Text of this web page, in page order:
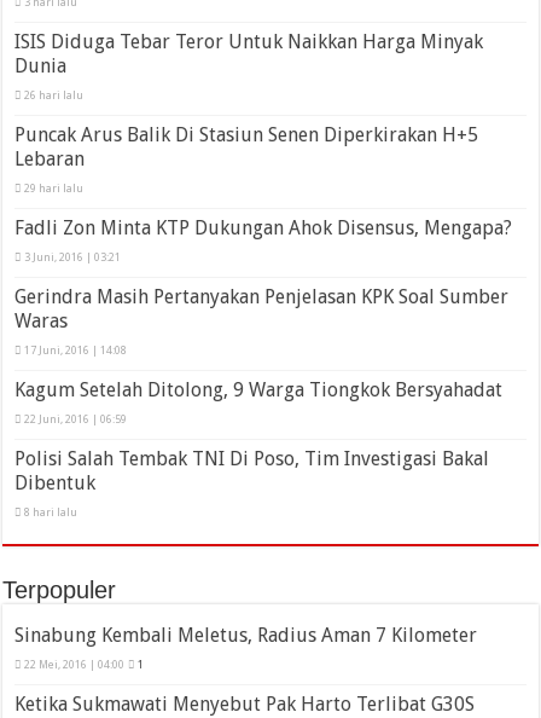
3 hari lalu
ISIS Diduga Tebar Teror Untuk Naikkan Harga Minyak
Dunia
26 hari lalu
Puncak Arus Balik Di Stasiun Senen Diperkirakan H+5
Lebaran
29 hari lalu
Fadli Zon Minta KTP Dukungan Ahok Disensus, Mengapa?
3 Juni, 2016 | 03:21
Gerindra Masih Pertanyakan Penjelasan KPK Soal Sumber
Waras
17 Juni, 2016 | 14:08
Kagum Setelah Ditolong, 9 Warga Tiongkok Bersyahadat
22 Juni, 2016 | 06:59
Polisi Salah Tembak TNI Di Poso, Tim Investigasi Bakal
Dibentuk
8 hari lalu
Terpopuler
Sinabung Kembali Meletus, Radius Aman 7 Kilometer
22 Mei, 2016 | 04:00 1
Ketika Sukmawati Menyebut Pak Harto Terlibat G30S